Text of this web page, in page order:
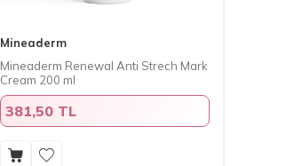
Mineaderm
Mineaderm Renewal Anti Strech Mark
Cream 200 ml
381,50 TL